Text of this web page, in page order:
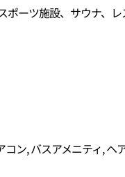
ポーツ施設、サウナ、
コン, バスアメニティ,